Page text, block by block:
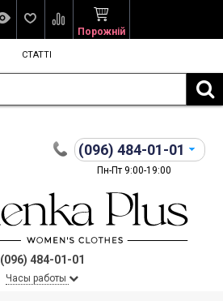
Порожній
СТАТТІ
(096) 484-01-01
Пн-Пт 9:00-19:00
(096) 484-01-01
Часы работы